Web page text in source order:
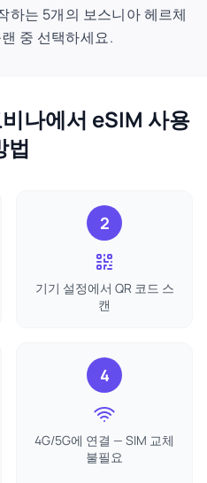
하는 5개의 보스니아 헤르체
중 선택하세요.
나에서 eSIM 사용
법
2
기기 설정에서 QR 코드 스
캔
4
4G/5G에 연결 — SIM 교체
불필요